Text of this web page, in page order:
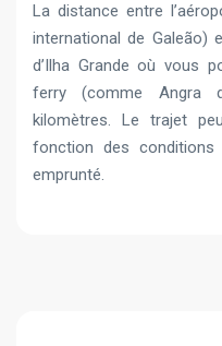
La distance entre
international de Galeão)
d’Ilha Grande où vous
ferry (comme Angra
kilomètres. Le trajet
fonction des conditions
emprunté.